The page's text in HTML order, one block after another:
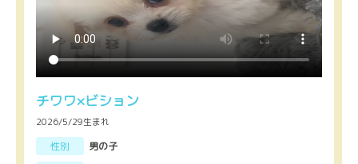
チワワ×ビション
2026/5/29生まれ
性別
男の子